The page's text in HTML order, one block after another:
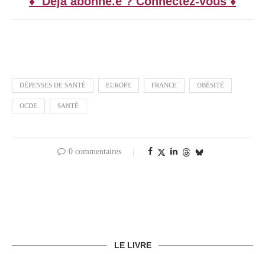
DÉPENSES DE SANTÉ EUROPE FRANCE OBÉSITÉ
OCDE SANTÉ
0 commentaires
LE LIVRE